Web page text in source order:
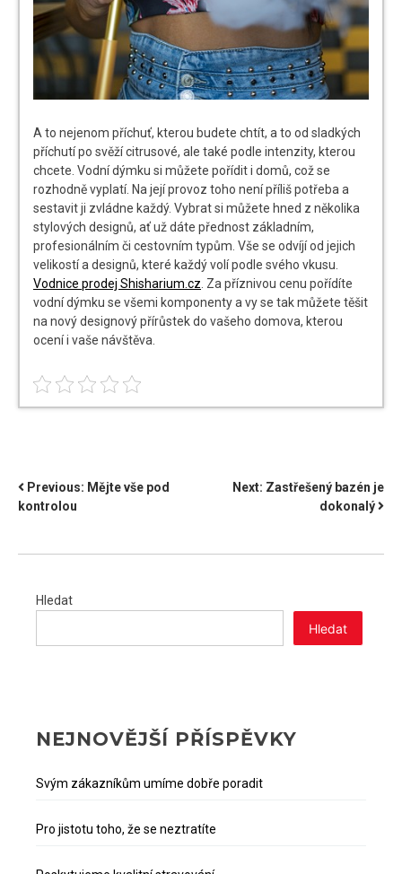
A to nejenom příchuť, kterou budete chtít, a to od sladkých
příchutí po svěží citrusové, ale také podle intenzity, kterou
chcete. Vodní dýmku si můžete pořídit i domů, což se
rozhodně vyplatí. Na její provoz toho není příliš potřeba a
sestavit ji zvládne každý. Vybrat si můžete hned z několika
stylových designů, ať už dáte přednost základním,
profesionálním či cestovním typům. Vše se odvíjí od jejich
velikostí a designů, které každý volí podle svého vkusu.
Vodnice prodej Shisharium.cz. Za příznivou cenu pořídíte
vodní dýmku se všemi komponenty a vy se tak můžete těšit
na nový designový přírůstek do vašeho domova, kterou
ocení i vaše návštěva.
NAVIGACE
Previous: Mějte vše pod
kontrolou
Next: Zastřešený bazén je
dokonalý
Hledat
Hledat
NEJNOVĚJŠÍ PŘÍSPĚVKY
Svým zákazníkům umíme dobře poradit
Pro jistotu toho, že se neztratíte